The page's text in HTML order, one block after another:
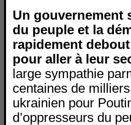
Un gouvernement
du peuple et la
rapidement
pour aller à leur
large sympathie
centaines de
ukrainien pour
d’oppresseurs du